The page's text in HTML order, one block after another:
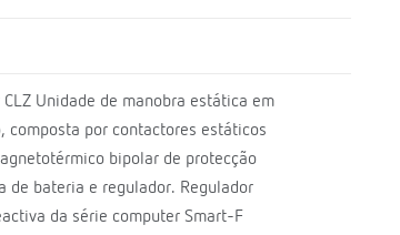
CLZ Unidade de manobra estática em
composta por contactores estáticos
bipolar de protecção
de bateria e regulador. Regulador
da série computer Smart-F